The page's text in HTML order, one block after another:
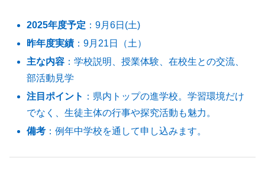
2025年度予定 ：9月6日(土)
昨年度実績 ：9月21日（土）
主な内容 ：学校説明、授業体験、在校生との交流、
部活動見学
注目ポイント ：県内トップの進学校。学習環境だけ
でなく、生徒主体の行事や探究活動も魅力。
備考 ：例年中学校を通して申し込みます。